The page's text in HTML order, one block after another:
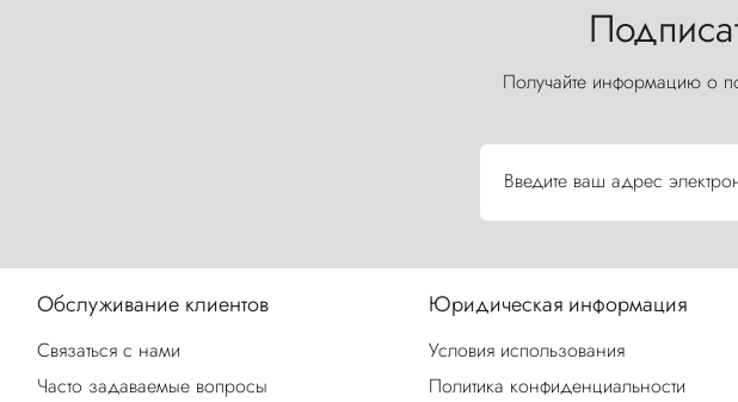
Получайте информацию о
Введите ваш адрес
Обслуживание клиентов
Связаться с нами
Часто задаваемые вопросы
Юридическая информация
Условия использования
Политика конфиденциальности